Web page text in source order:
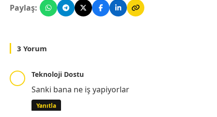
Paylaş:
3 Yorum
Teknoloji Dostu
Sanki bana ne iş yapiyorlar
Yanıtla